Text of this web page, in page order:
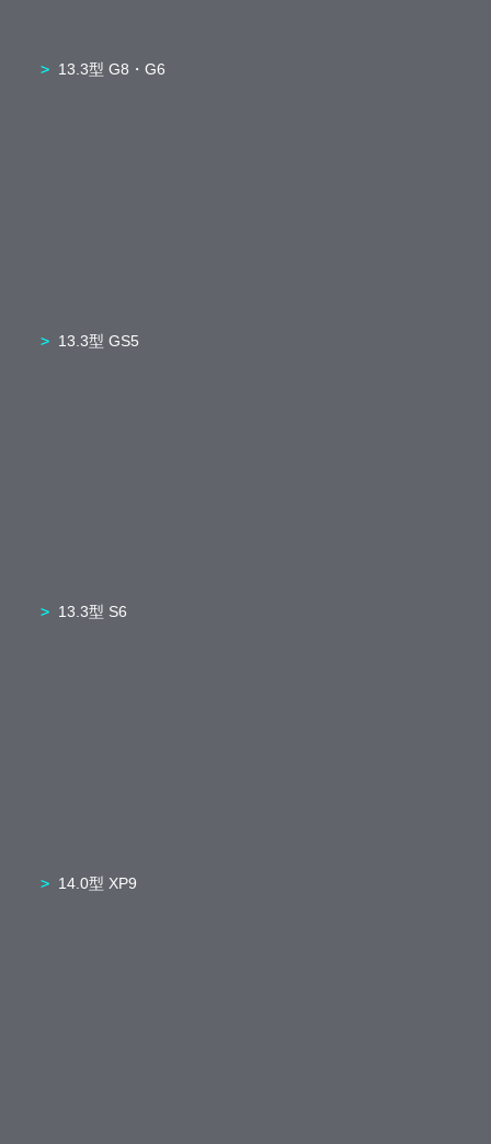
13.3型 G8・G6
13.3型 GS5
13.3型 S6
14.0型 XP9